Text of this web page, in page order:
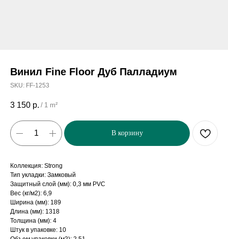
Винил Fine Floor Дуб Палладиум
SKU: FF-1253
3 150 р. / 1 m²
В корзину
Коллекция: Strong
Тип укладки: Замковый
Защитный слой (мм): 0,3 мм PVC
Вес (кг/м2): 6,9
Ширина (мм): 189
Длина (мм): 1318
Толщина (мм): 4
Штук в упаковке: 10